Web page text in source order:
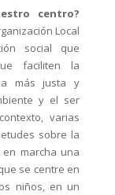
centro?
Local
social que
faciliten la
más justa y
y el ser
varias
sobre la
marcha una
se centre en
niños, en un